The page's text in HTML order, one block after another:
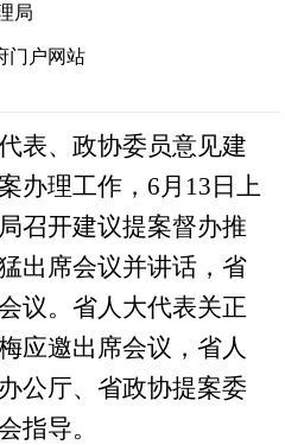
局
门户网站
、政协委员意见建
办理工作，6月13日上
召开建议提案督办推
出席会议并讲话，省
议。省人大代表关正
应邀出席会议，省人
公厅、省政协提案委
指导。